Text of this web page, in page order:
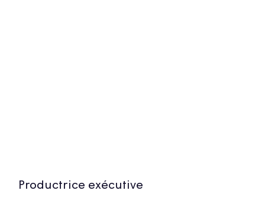
Productrice exécutive